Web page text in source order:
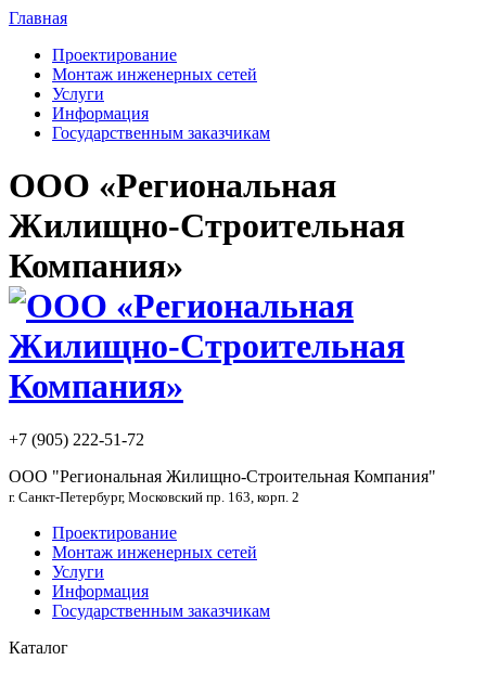
Главная
Проектирование
Монтаж инженерных сетей
Услуги
Информация
Государственным заказчикам
ООО «Региональная
Жилищно-Строительная
Компания»
+7 (905) 222-51-72
ООО "Региональная Жилищно-Строительная Компания"
г. Санкт-Петербург, Московский пр. 163, корп. 2
Проектирование
Монтаж инженерных сетей
Услуги
Информация
Государственным заказчикам
Каталог